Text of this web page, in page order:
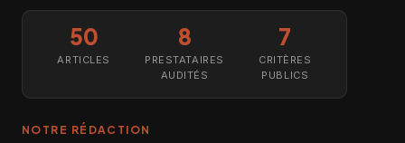
50
ARTICLES
8
PRESTATAIRES
AUDITÉS
7
CRITÈRES
PUBLICS
NOTRE RÉDACTION